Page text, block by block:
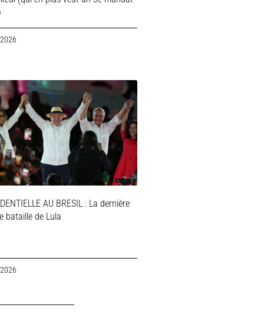
AU BRESIL : La dernière
bataille de Lula